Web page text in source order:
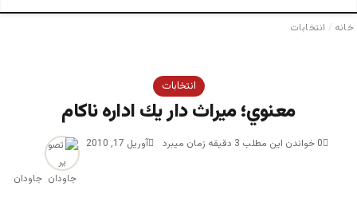
خانه / انتخابات
انتخابات
معنوي؛ ميراث دار يك اداره ناكام
جاودان
آوریل 17, 2010 0 خواندن این مطلب 3 دقیقه زمان میبرد